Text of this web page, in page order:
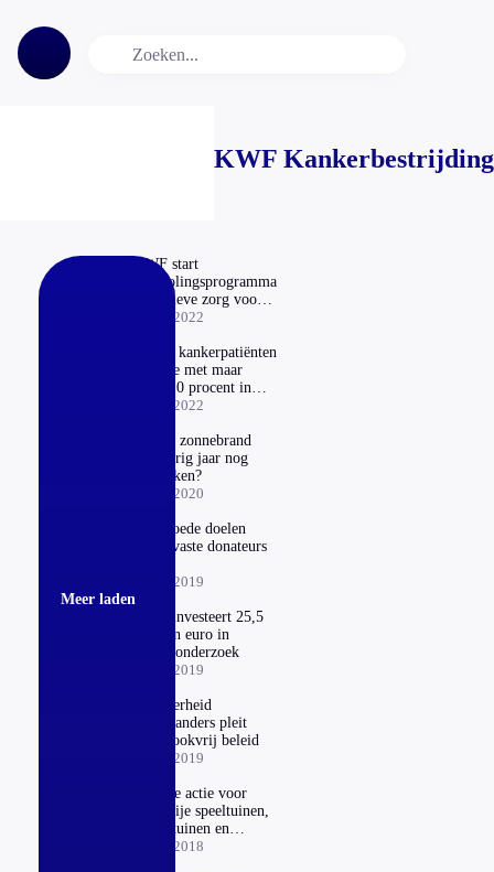
KWF Kankerbestrijding
KWF start
nascholingsprogramma
palliatieve zorg voor
betere begeleiding
25-04-2022
Aantal kankerpatiënten
groeide met maar
liefst 10 procent in
03-02-2022
Kan ik zonnebrand
van vorig jaar nog
gebruiken?
10-04-2020
Veel goede doelen
raken vaste donateurs
23-09-2019
KWF investeert 25,5
miljoen euro in
kankeronderzoek
02-07-2019
Meerderheid
Nederlanders pleit
voor rookvrij beleid
27-05-2019
Nieuwe actie voor
rookvrije speeltuinen,
dierentuinen en
zwembaden
29-10-2018
Meer laden